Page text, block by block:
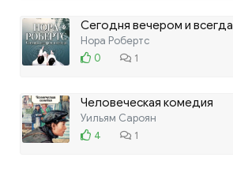
Сегодня вечером и всегда
Нора Робертс
0
1
Человеческая комедия
Уильям Сароян
4
1